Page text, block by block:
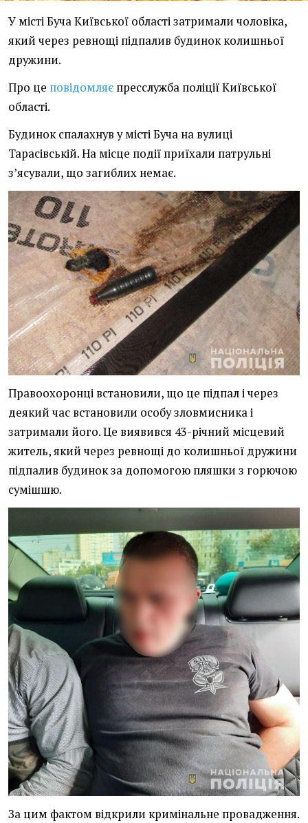
У місті Буча Київської області затримали чоловіка,
який через ревнощі підпалив будинок колишньої
дружини.
Про це повідомляє пресслужба поліції Київської
області.
Будинок спалахнув у місті Буча на вулиці
Тарасівській. На місце події приїхали патрульні
з’ясували, що загиблих немає.
Правоохоронці встановили, що це підпал і через
деякий час встановили особу зловмисника і
затримали його. Це виявився 43-річний місцевий
житель, який через ревнощі до колишньої дружини
підпалив будинок за допомогою пляшки з горючою
сумішшю.
За цим фактом відкрили кримінальне провадження.